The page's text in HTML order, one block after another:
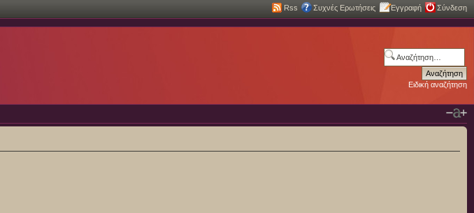
Rss Συχνές Ερωτήσεις Εγγραφή Σύνδεση
Ειδική αναζήτηση